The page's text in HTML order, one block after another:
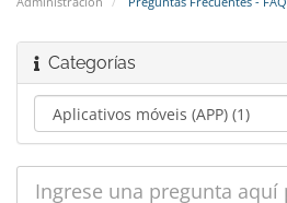
Categorías